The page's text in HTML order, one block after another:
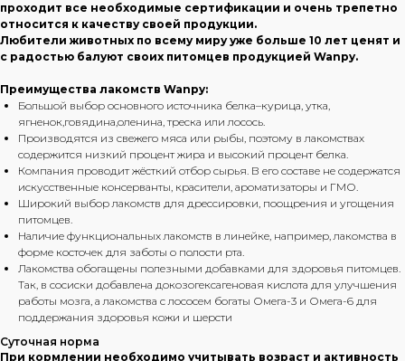
проходит все необходимые сертификации и очень трепетно
относится к качеству своей продукции.
Любители животных по всему миру уже больше 10 лет ценят и
с радостью балуют своих питомцев продукцией Wanpy.
Преимущества лакомств Wanpy:
Большой выбор основного источника белка–курица, утка,
ягненок,говядина,оленина, треска или лосось.
Производятся из свежего мяса или рыбы, поэтому в лакомствах
содержится низкий процент жира и высокий процент белка.
Компания проводит жёсткий отбор сырья. В его составе не содержатся
искусственные консерванты, красители, ароматизаторы и ГМО.
Широкий выбор лакомств для дрессировки, поощрения и угощения
питомцев.
Наличие функциональных лакомств в линейке, например, лакомства в
форме косточек для заботы о полости рта.
Лакомства обогащены полезными добавками для здоровья питомцев.
Так, в сосиски добавлена докозогексагеновая кислота для улучшения
работы мозга, а лакомства с лососем богаты Омега-3 и Омега-6 для
поддержания здоровья кожи и шерсти
Суточная норма
При кормлении необходимо учитывать возраст и активность